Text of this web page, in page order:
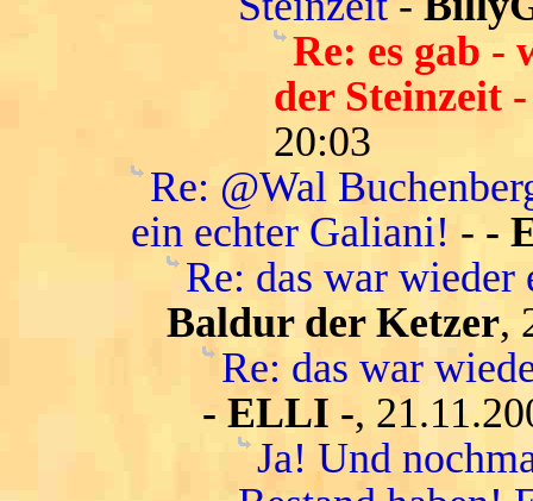
Re: es gab -
der Steinzeit
20:03
Re: @Wal
ein echter Galiani! - -
Re: das war
Baldur der Ketzer,
Re: das war
- ELLI -,
Ja! Und